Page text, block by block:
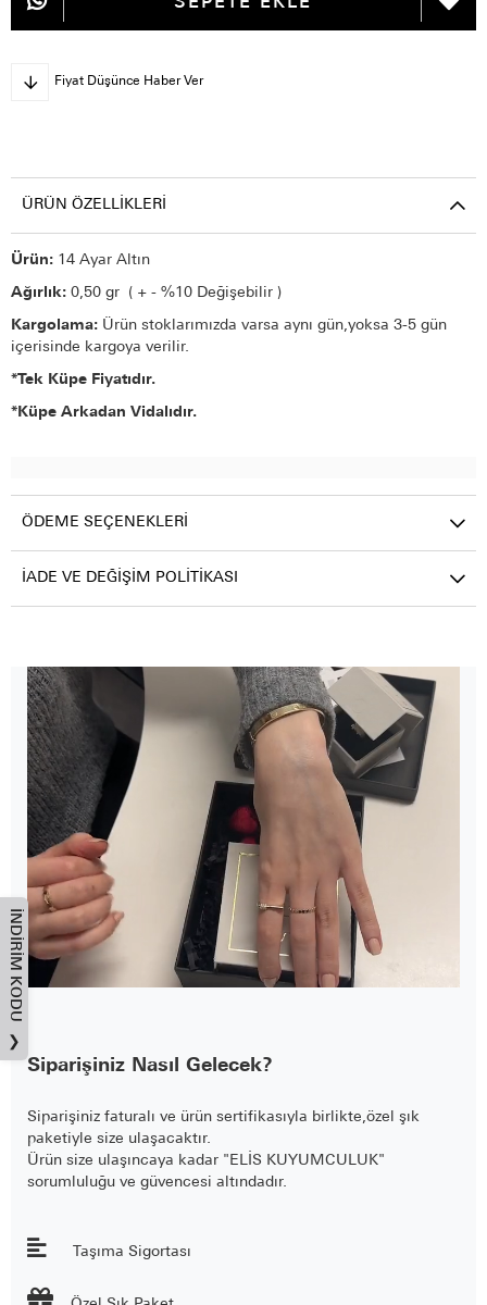
Fiyat Düşünce Haber Ver
ÜRÜN ÖZELLIKLERI
Ürün: 14 Ayar Altın
Ağırlık: 0,50 gr ( + - %10 Değişebilir )
Kargolama: Ürün stoklarımızda varsa aynı gün,yoksa 3-5 gün
içerisinde kargoya verilir.
*Tek Küpe Fiyatıdır.
*Küpe Arkadan Vidalıdır.
ÖDEME SEÇENEKLERI
İADE VE DEĞIŞIM POLITIKASI
Siparişiniz Nasıl Gelecek?
Siparişiniz faturalı ve ürün sertifikasıyla birlikte,özel şık
paketiyle size ulaşacaktır.
Ürün size ulaşıncaya kadar "ELİS KUYUMCULUK"
sorumluluğu ve güvencesi altındadır.
Taşıma Sigortası

İNDIRIM KODU
❯